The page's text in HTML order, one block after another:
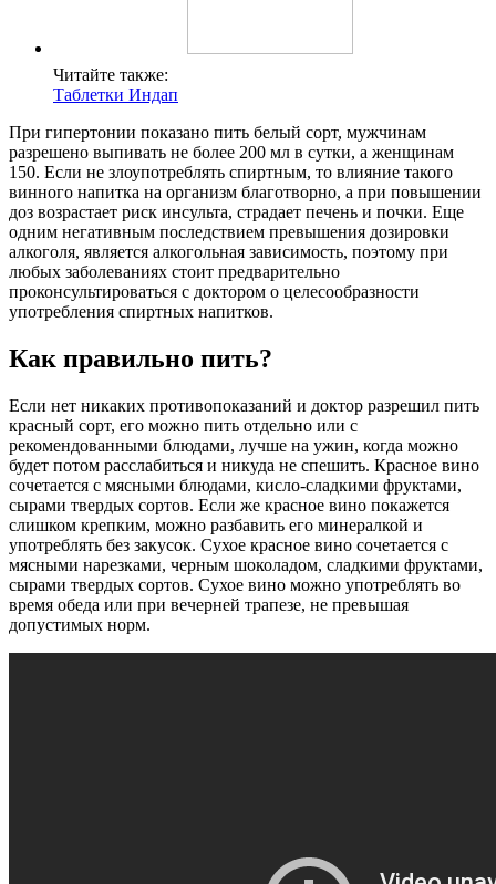
Читайте также:
Таблетки Индап
При гипертонии показано пить белый сорт, мужчинам
разрешено выпивать не более 200 мл в сутки, а женщинам
150. Если не злоупотреблять спиртным, то влияние такого
винного напитка на организм благотворно, а при повышении
доз возрастает риск инсульта, страдает печень и почки. Еще
одним негативным последствием превышения дозировки
алкоголя, является алкогольная зависимость, поэтому при
любых заболеваниях стоит предварительно
проконсультироваться с доктором о целесообразности
употребления спиртных напитков.
Как правильно пить?
Если нет никаких противопоказаний и доктор разрешил пить
красный сорт, его можно пить отдельно или с
рекомендованными блюдами, лучше на ужин, когда можно
будет потом расслабиться и никуда не спешить. Красное вино
сочетается с мясными блюдами, кисло-сладкими фруктами,
сырами твердых сортов. Если же красное вино покажется
слишком крепким, можно разбавить его минералкой и
употреблять без закусок. Сухое красное вино сочетается с
мясными нарезками, черным шоколадом, сладкими фруктами,
сырами твердых сортов. Сухое вино можно употреблять во
время обеда или при вечерней трапезе, не превышая
допустимых норм.